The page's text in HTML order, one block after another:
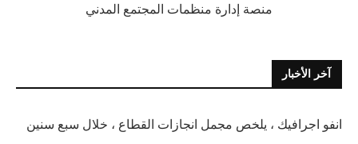
منصة إدارة منظمات المجتمع المدني
آخر الأخبار
انفو اجرافيك ، يلخص مجمل انجازات القطاع ، خلال سبع سنين